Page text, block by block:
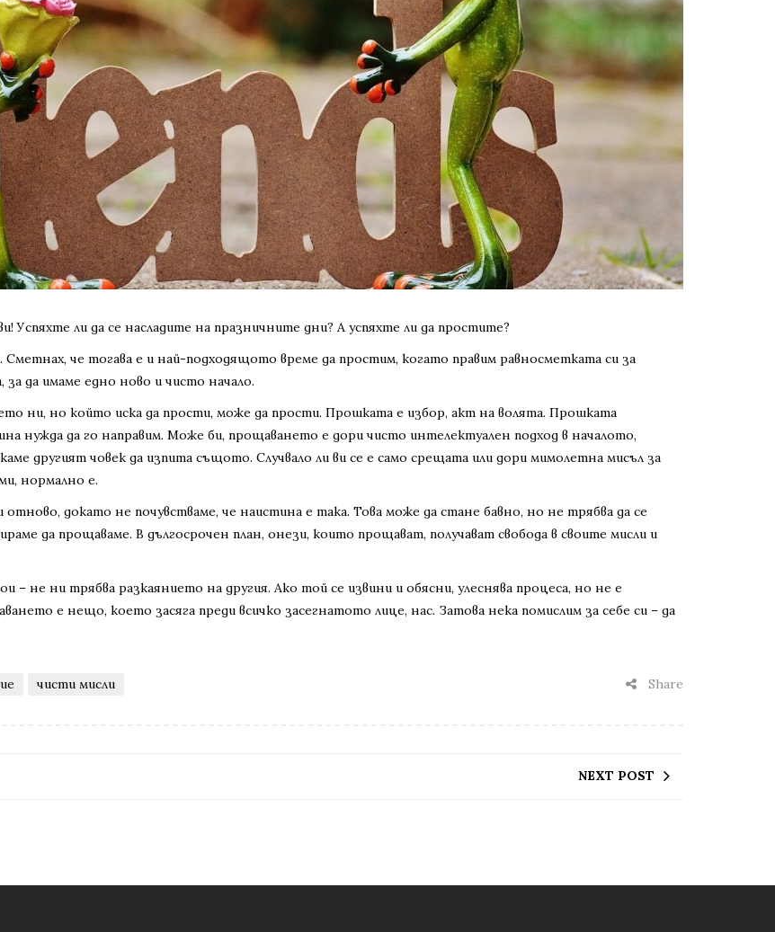
Успяхте ли да се насладите на празничните дни? А успяхте ли да простите?
Сметнах, че тогава е и най-подходящото време да простим, когато правим равносметката си за
да имаме едно ново и чисто начало.
ни, но който иска да прости, може да прости. Прошката е избор, акт на волята. Прошката
нужда да го направим. Може би, прощаването е дори чисто интелектуален подход в началото,
другият човек да изпита същото. Случвало ли ви се е само срещата или дори мимолетна мисъл за
нормално е.
докато не почувстваме, че наистина е така. Това може да стане бавно, но не трябва да се
да прощаваме. В дългосрочен план, онези, които прощават, получават свобода в своите мисли и
не ни трябва разкаянието на другия. Ако той се извини и обясни, улеснява процеса, но не е
е нещо, което засяга преди всичко засегнатото лице, нас. Затова нека помислим за себе си – да
чисти мисли Share
NEXT POST